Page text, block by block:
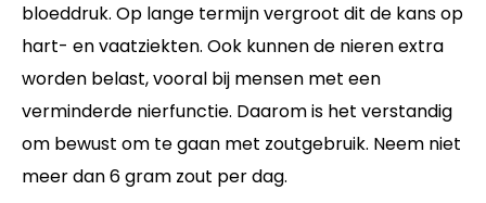
bloeddruk. Op lange termijn vergroot dit de kans op
hart- en vaatziekten. Ook kunnen de nieren extra
worden belast, vooral bij mensen met een
verminderde nierfunctie. Daarom is het verstandig
om bewust om te gaan met zoutgebruik. Neem niet
meer dan 6 gram zout per dag.